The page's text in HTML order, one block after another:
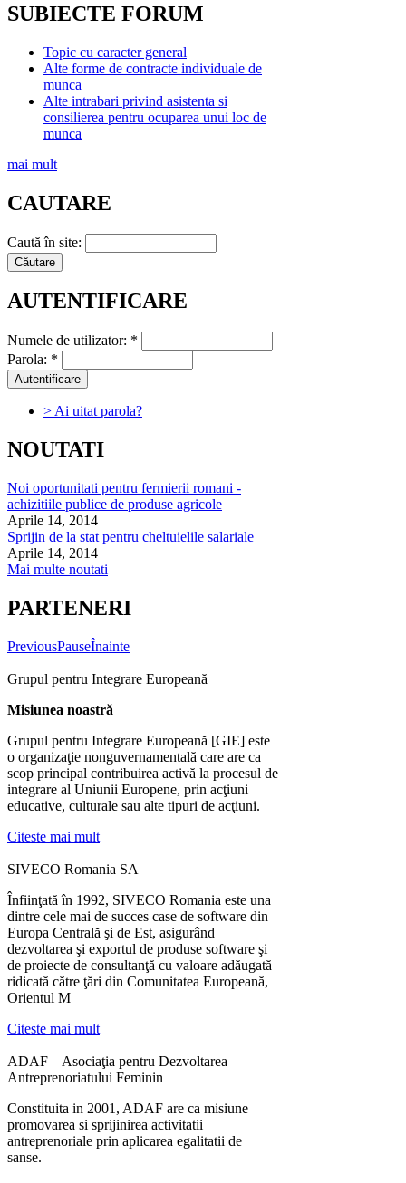
SUBIECTE FORUM
Topic cu caracter general
Alte forme de contracte individuale de
munca
Alte intrabari privind asistenta si
consilierea pentru ocuparea unui loc de
munca
mai mult
CAUTARE
Caută în site:
AUTENTIFICARE
Numele de utilizator: *
Parola: *
> Ai uitat parola?
NOUTATI
Noi oportunitati pentru fermierii romani -
achizitiile publice de produse agricole
Aprile 14, 2014
Sprijin de la stat pentru cheltuielile salariale
Aprile 14, 2014
Mai multe noutati
PARTENERI
PreviousPauseÎnainte
Grupul pentru Integrare Europeană
Misiunea noastră
Grupul pentru Integrare Europeană [GIE] este
o organizaţie nonguvernamentală care are ca
scop principal contribuirea activă la procesul de
integrare al Uniunii Europene, prin acţiuni
educative, culturale sau alte tipuri de acţiuni.
Citeste mai mult
SIVECO Romania SA
Înfiinţată în 1992, SIVECO Romania este una
dintre cele mai de succes case de software din
Europa Centrală şi de Est, asigurând
dezvoltarea şi exportul de produse software şi
de proiecte de consultanţă cu valoare adăugată
ridicată către ţări din Comunitatea Europeană,
Orientul M
Citeste mai mult
ADAF – Asociaţia pentru Dezvoltarea
Antreprenoriatului Feminin
Constituita in 2001, ADAF are ca misiune
promovarea si sprijinirea activitatii
antreprenoriale prin aplicarea egalitatii de
sanse.